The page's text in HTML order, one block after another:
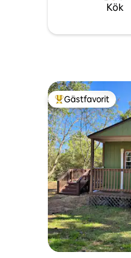
Kök
Populär gästfavorit
Gästfavorit